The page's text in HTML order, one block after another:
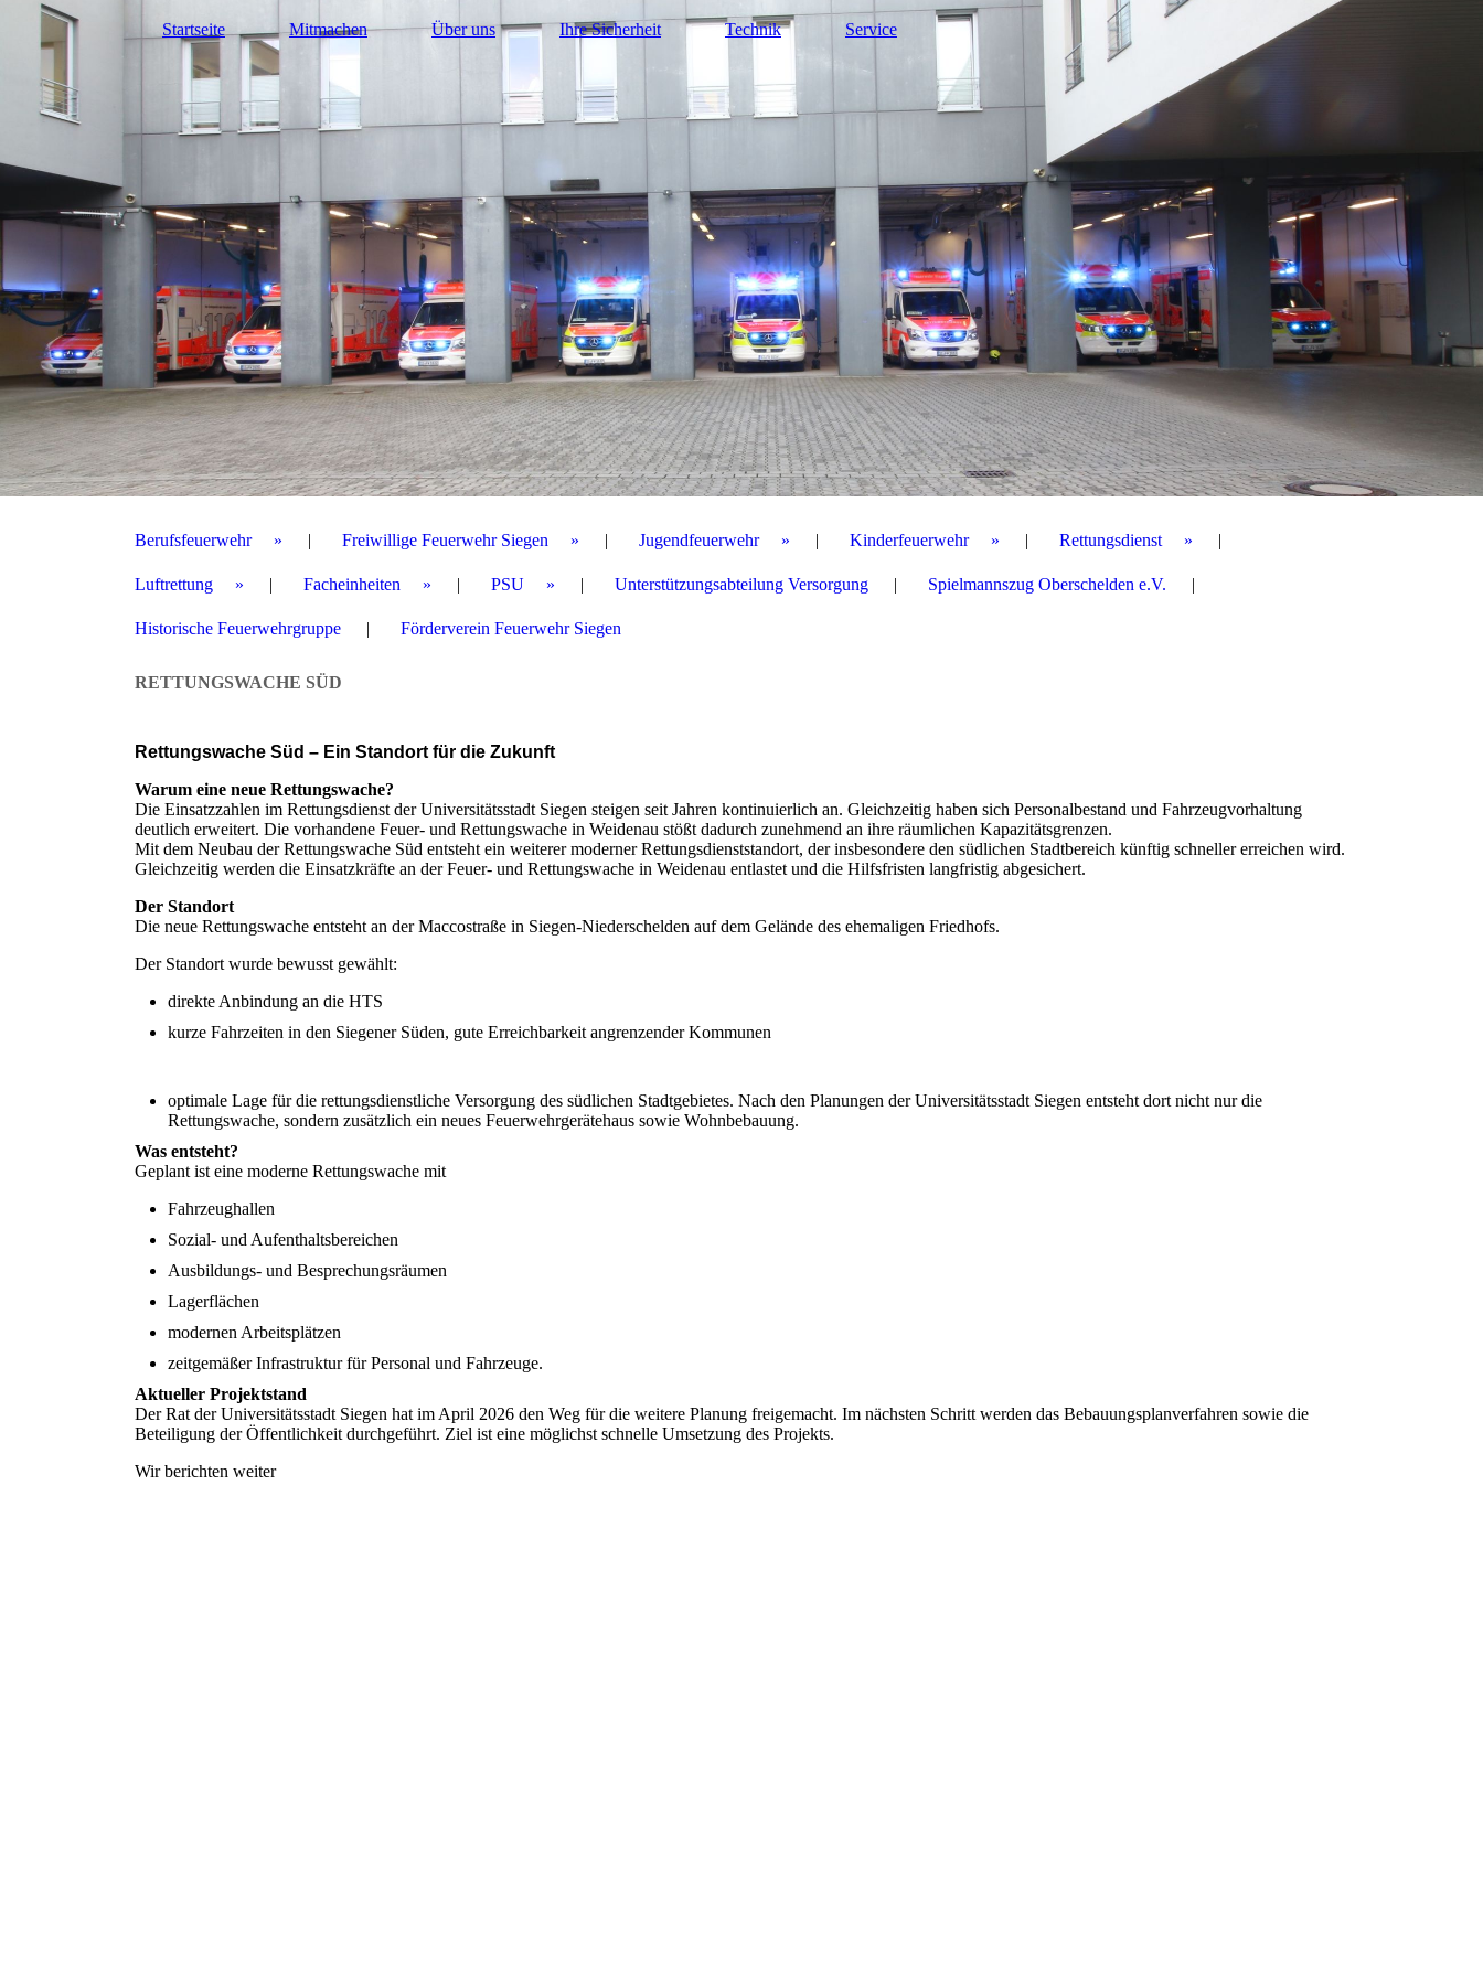
Startseite Mitmachen Über uns Ihre Sicherheit Technik Service
Berufsfeuerwehr Freiwillige Feuerwehr Siegen Jugendfeuerwehr Kinderfeuerwehr Rettungsdienst
Luftrettung Facheinheiten PSU Unterstützungsabteilung Versorgung Spielmannszug Oberschelden e.V.
Historische Feuerwehrgruppe Förderverein Feuerwehr Siegen
RETTUNGSWACHE SÜD
Rettungswache Süd – Ein Standort für die Zukunft
Warum eine neue Rettungswache?
Die Einsatzzahlen im Rettungsdienst der Universitätsstadt Siegen steigen seit Jahren kontinuierlich an. Gleichzeitig haben sich Personalbestand und Fahrzeugvorhaltung
deutlich erweitert. Die vorhandene Feuer- und Rettungswache in Weidenau stößt dadurch zunehmend an ihre räumlichen Kapazitätsgrenzen.
Mit dem Neubau der Rettungswache Süd entsteht ein weiterer moderner Rettungsdienststandort, der insbesondere den südlichen Stadtbereich künftig schneller erreichen wird.
Gleichzeitig werden die Einsatzkräfte an der Feuer- und Rettungswache in Weidenau entlastet und die Hilfsfristen langfristig abgesichert.
Der Standort
Die neue Rettungswache entsteht an der Maccostraße in Siegen-Niederschelden auf dem Gelände des ehemaligen Friedhofs.
Der Standort wurde bewusst gewählt:
direkte Anbindung an die HTS
kurze Fahrzeiten in den Siegener Süden, gute Erreichbarkeit angrenzender Kommunen
optimale Lage für die rettungsdienstliche Versorgung des südlichen Stadtgebietes. Nach den Planungen der Universitätsstadt Siegen entsteht dort nicht nur die
Rettungswache, sondern zusätzlich ein neues Feuerwehrgerätehaus sowie Wohnbebauung.
Was entsteht?
Geplant ist eine moderne Rettungswache mit
Fahrzeughallen
Sozial- und Aufenthaltsbereichen
Ausbildungs- und Besprechungsräumen
Lagerflächen
modernen Arbeitsplätzen
zeitgemäßer Infrastruktur für Personal und Fahrzeuge.
Aktueller Projektstand
Der Rat der Universitätsstadt Siegen hat im April 2026 den Weg für die weitere Planung freigemacht. Im nächsten Schritt werden das Bebauungsplanverfahren sowie die
Beteiligung der Öffentlichkeit durchgeführt. Ziel ist eine möglichst schnelle Umsetzung des Projekts.
Wir berichten weiter